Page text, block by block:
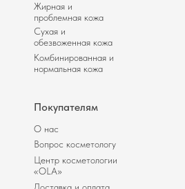
О нас
Центр косметологии
«OLA»
Вопрос косметологу
Покупателям
Жирная и
проблемная кожа
Комбинированная и
нормальная кожа
Сухая и
обезвоженная кожа